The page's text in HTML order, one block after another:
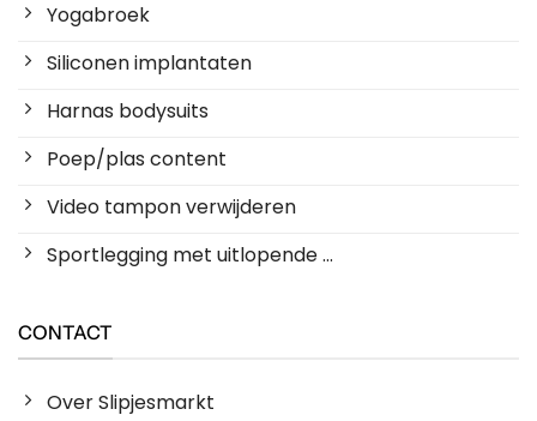
Yogabroek
Siliconen implantaten
Harnas bodysuits
Poep/plas content
Video tampon verwijderen
Sportlegging met uitlopende ...
CONTACT
Over Slipjesmarkt